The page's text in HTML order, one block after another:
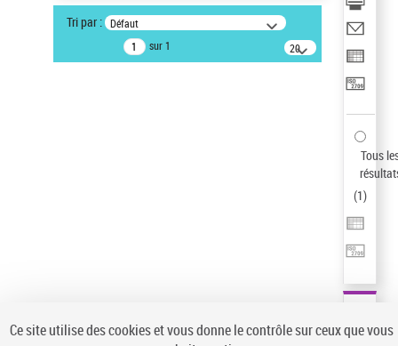
Type de notice d'autorité
Tri par : Défaut
sur 1
20
résultats/page
Tous
(1)
Ce site utilise des cookies et vous donne le contrôle sur ceux que vous